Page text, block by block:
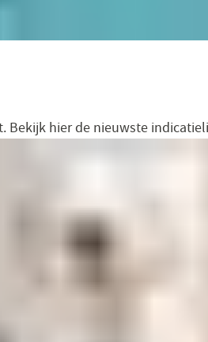
Bekijk hier de nieuwste